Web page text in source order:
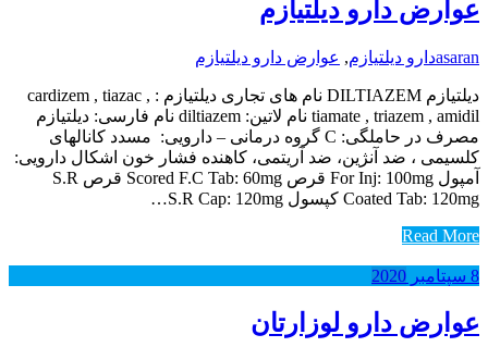
عوارض دارو دیلتیازم
asaranدارو دیلتیازم, عوارض دارو دیلتیازم
دیلتیازم DILTIAZEM نام های تجاری دیلتیازم : cardizem , tiazac ,
tiamate , triazem , amidil نام لاتین: diltiazem نام فارسی: دیلتیازم
مصرف در حاملگی: C گروه درمانی – دارویی: مسدد کانالهای
کلسیمی ، ضد آنژین، ضد آریتمی، کاهنده فشار خون اشکال دارویی:
آمپول For Inj: 100mg قرص Scored F.C Tab: 60mg قرص S.R
Coated Tab: 120mg کپسول S.R Cap: 120mg…
Read More
8 سپتامبر 2020
عوارض دارو لوزارتان